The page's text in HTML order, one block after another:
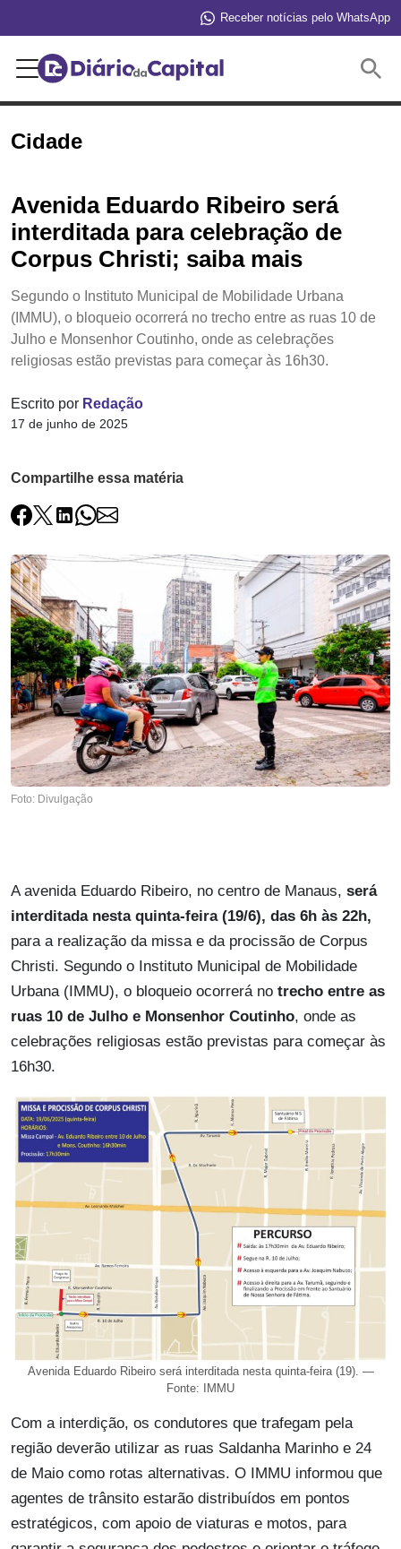
Receber notícias pelo WhatsApp
Cidade
Avenida Eduardo Ribeiro será
interditada para celebração de
Corpus Christi; saiba mais
Segundo o Instituto Municipal de Mobilidade Urbana
(IMMU), o bloqueio ocorrerá no trecho entre as ruas 10 de
Julho e Monsenhor Coutinho, onde as celebrações
religiosas estão previstas para começar às 16h30.
Escrito por Redação
17 de junho de 2025
Compartilhe essa matéria
Foto: Divulgação
A avenida Eduardo Ribeiro, no centro de Manaus, será
interditada nesta quinta-feira (19/6), das 6h às 22h,
para a realização da missa e da procissão de Corpus
Christi. Segundo o Instituto Municipal de Mobilidade
Urbana (IMMU), o bloqueio ocorrerá no trecho entre as
ruas 10 de Julho e Monsenhor Coutinho, onde as
celebrações religiosas estão previstas para começar às
16h30.
Avenida Eduardo Ribeiro será interditada nesta quinta-feira (19). —
Fonte: IMMU
Com a interdição, os condutores que trafegam pela
região deverão utilizar as ruas Saldanha Marinho e 24
de Maio como rotas alternativas. O IMMU informou que
agentes de trânsito estarão distribuídos em pontos
estratégicos, com apoio de viaturas e motos, para